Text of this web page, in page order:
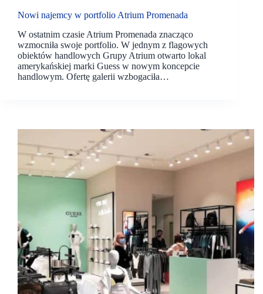
Nowi najemcy w portfolio Atrium Promenada
W ostatnim czasie Atrium Promenada znacząco
wzmocniła swoje portfolio. W jednym z flagowych
obiektów handlowych Grupy Atrium otwarto lokal
amerykańskiej marki Guess w nowym koncepcie
handlowym. Ofertę galerii wzbogaciła…